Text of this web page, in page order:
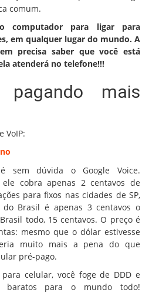
comum.
computador para ligar para
em qualquer lugar do mundo. A
precisa saber que você está
atenderá no telefone!!!
mais
VoIP:
sem dúvida o Google Voice.
ele cobra apenas 2 centavos de
para fixos nas cidades de SP,
Brasil é apenas 3 centavos o
todo, 15 centavos. O preço é
mesmo que o dólar estivesse
muito mais a pena do que
pré-pago.
celular, você foge de DDD e
baratos para o mundo todo!